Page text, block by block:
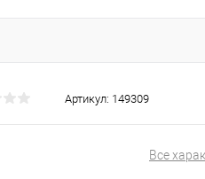
Артикул: 149309
Все